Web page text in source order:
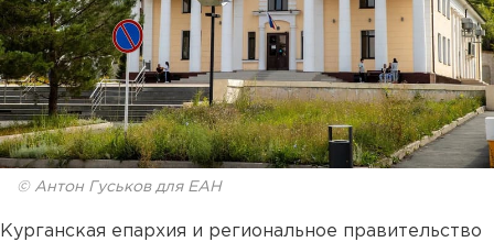
© Антон Гуськов для ЕАН
Курганская епархия и региональное правительство